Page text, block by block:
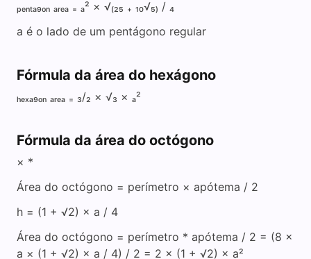
ₚₑₙₜₐ₉ₒₙ ₐᵣₑₐ ₌ ₐ² × √₍₂₅ ₊ ₁₀√₅₎ / ₄
a é o lado de um pentágono regular
Fórmula da área do hexágono
ₕₑₓₐ₉ₒₙ ₐᵣₑₐ ₌ ₃/₂ × √₃ × ₐ²
Fórmula da área do octógono
× *
Área do octógono = perímetro × apótema / 2
h = (1 + √2) × a / 4
Área do octógono = perímetro * apótema / 2 = (8 ×
a × (1 + √2) × a / 4) / 2 = 2 × (1 + √2) × a²